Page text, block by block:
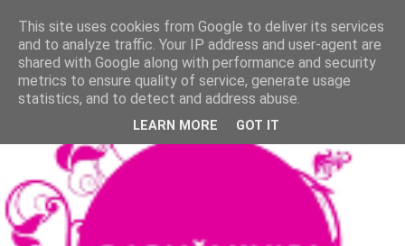
This site uses cookies from Google to deliver its services
and to analyze traffic. Your IP address and user-agent are
shared with Google along with performance and security
metrics to ensure quality of service, generate usage
statistics, and to detect and address abuse.
LEARN MORE GOT IT